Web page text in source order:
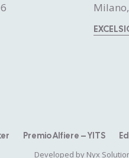
Premio Alfiere – YITS
Developed by Nyx